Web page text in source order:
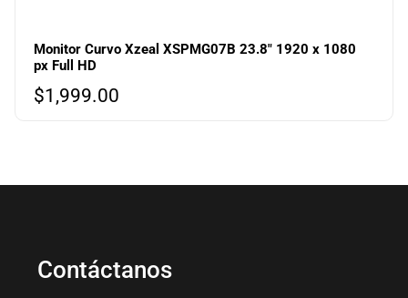
Monitor Curvo Xzeal XSPMG07B 23.8″ 1920 x 1080
px Full HD
$1,999.00
Contáctanos